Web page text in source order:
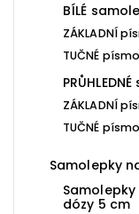
BÍLÉ
ZÁKLADNÍ
TUČNÉ písmo
ZÁKLADNÍ
TUČNÉ písmo
Samolepky
dózy 5 cm